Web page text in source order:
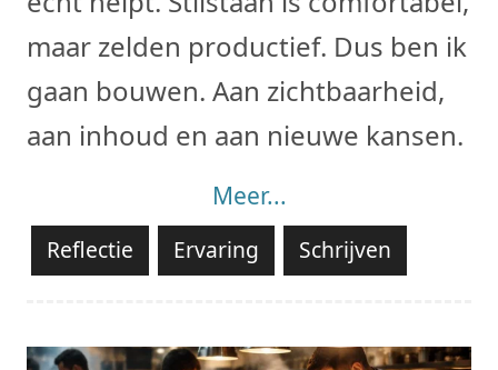
maar zelden productief. Dus ben ik
gaan bouwen. Aan zichtbaarheid,
aan inhoud en aan nieuwe kansen.
Meer...
Reflectie Ervaring Schrijven